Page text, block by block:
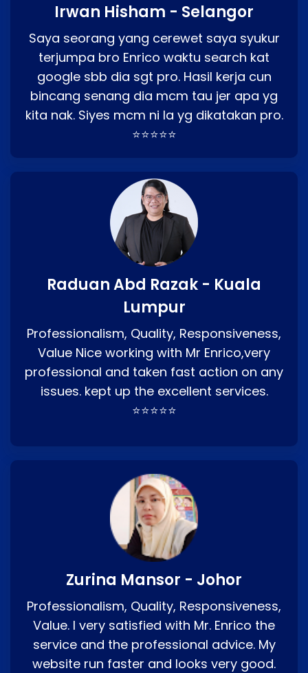
Irwan Hisham - Selangor
Saya seorang yang cerewet saya syukur
terjumpa bro Enrico waktu search kat
google sbb dia sgt pro. Hasil kerja cun
bincang senang dia mcm tau jer apa yg
kita nak. Siyes mcm ni la yg dikatakan pro.
⭐⭐⭐⭐⭐
Raduan Abd Razak - Kuala
Lumpur
Professionalism, Quality, Responsiveness,
Value Nice working with Mr Enrico,very
professional and taken fast action on any
issues. kept up the excellent services.
⭐⭐⭐⭐⭐
Zurina Mansor - Johor
Professionalism, Quality, Responsiveness,
Value. I very satisfied with Mr. Enrico the
service and the professional advice. My
website run faster and looks very good.